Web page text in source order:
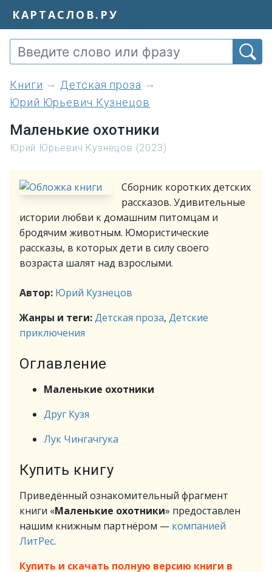
КАРТАСЛОВ.РУ
книги
Детская проза
Юрий Юрьевич Кузнецов
Маленькие охотники
Юрий Юрьевич Кузнецов (2023)
Сборник коротких детских
рассказов. Удивительные
истории любви к домашним питомцам и
бродячим животным. Юмористические
рассказы, в которых дети в силу своего
возраста шалят над взрослыми.
Автор: Юрий Кузнецов
Жанры и теги:Детская проза, Детские
приключения
Оглавление
Маленькие охотники
Друг Кузя
Лук Чингачгука
Купить книгу
Приведённый ознакомительный фрагмент
книги «Маленькие охотники» предоставлен
нашим книжным партнёром — компанией
ЛитРес.
Купить и скачать полную версию книги в